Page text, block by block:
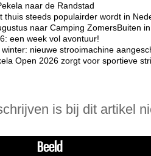
naar de Randstad
thuis steeds populairder wordt in
naar Camping ZomersBuiten
een week vol avontuur!
nieuwe strooimachine
Open 2026 zorgt voor sportieve
is bij dit artikel
Beeld